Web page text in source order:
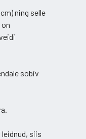
ning selle
sobiv
siis